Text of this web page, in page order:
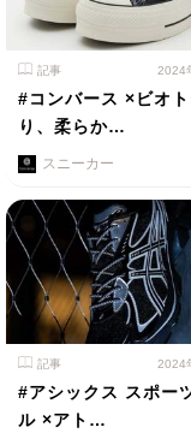
記事 2024
#コンバース ×ビオト
り、柔らか…
スニーカー
記事 2024
#アシックス スポー
ル ×アト…